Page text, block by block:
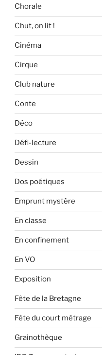
Chorale
Chut, on lit !
Cinéma
Cirque
Club nature
Conte
Déco
Défi-lecture
Dessin
Dos poétiques
Emprunt mystère
En classe
En confinement
En VO
Exposition
Fête de la Bretagne
Fête du court métrage
Grainothèque